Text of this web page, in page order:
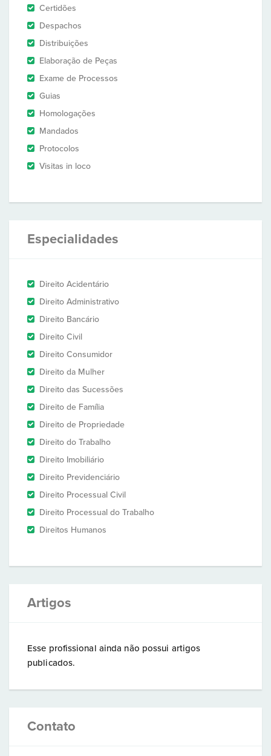
Certidões
Despachos
Distribuições
Elaboração de Peças
Exame de Processos
Guias
Homologações
Mandados
Protocolos
Visitas in loco
Especialidades
Direito Acidentário
Direito Administrativo
Direito Bancário
Direito Civil
Direito Consumidor
Direito da Mulher
Direito das Sucessões
Direito de Família
Direito de Propriedade
Direito do Trabalho
Direito Imobiliário
Direito Previdenciário
Direito Processual Civil
Direito Processual do Trabalho
Direitos Humanos
Artigos
Esse profissional ainda não possui artigos
publicados.
Contato